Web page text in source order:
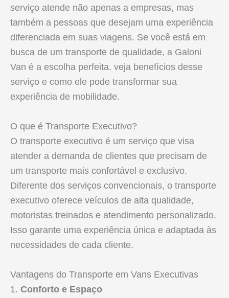
serviço atende não apenas a empresas, mas
também a pessoas que desejam uma experiência
diferenciada em suas viagens. Se você está em
busca de um transporte de qualidade, a Galoni
Van é a escolha perfeita. veja benefícios desse
serviço e como ele pode transformar sua
experiência de mobilidade.
O que é Transporte Executivo?
O transporte executivo é um serviço que visa
atender a demanda de clientes que precisam de
um transporte mais confortável e exclusivo.
Diferente dos serviços convencionais, o transporte
executivo oferece veículos de alta qualidade,
motoristas treinados e atendimento personalizado.
Isso garante uma experiência única e adaptada às
necessidades de cada cliente.
Vantagens do Transporte em Vans Executivas
Conforto e Espaço